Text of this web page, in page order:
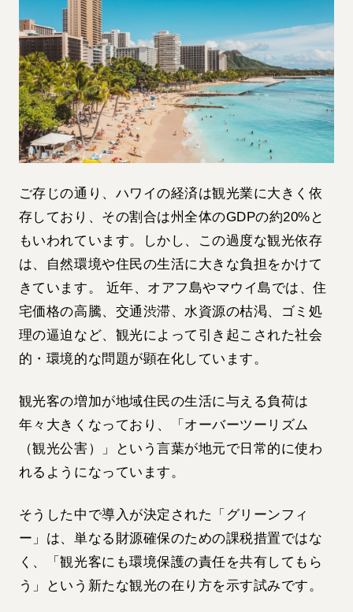
ご存じの通り、ハワイの経済は観光業に大きく依
存しており、その割合は州全体のGDPの約20%と
もいわれています。しかし、この過度な観光依存
は、自然環境や住民の生活に大きな負担をかけて
きています。 近年、オアフ島やマウイ島では、住
宅価格の高騰、交通渋滞、水資源の枯渇、ゴミ処
理の逼迫など、観光によって引き起こされた社会
的・環境的な問題が顕在化しています。
観光客の増加が地域住民の生活に与える負荷は
年々大きくなっており、「オーバーツーリズム
（観光公害）」という言葉が地元で日常的に使わ
れるようになっています。
そうした中で導入が決定された「グリーンフィ
ー」は、単なる財源確保のための課税措置ではな
く、「観光客にも環境保護の責任を共有してもら
う」という新たな観光の在り方を示す試みです。